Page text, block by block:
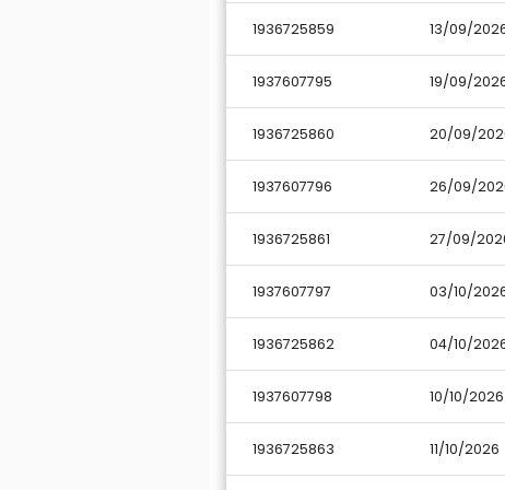
Borsaviaggi.it non è responsabile di
INFORMATIVA CORONAVIRUS:
A causa delle norme straordinarie ed
(ad esempio i lettini in spiaggia, le
nell''arco della stagione per garantire
Si rimanda al catalogo del tour
1936725859 13/09/
1937607795 19/09/
1936725860 20/09/
1937607796 26/09/
1936725861 27/09/
1937607797 03/10/
1936725862 04/10/
1937607798 10/10/2026
1936725863 11/10/2026